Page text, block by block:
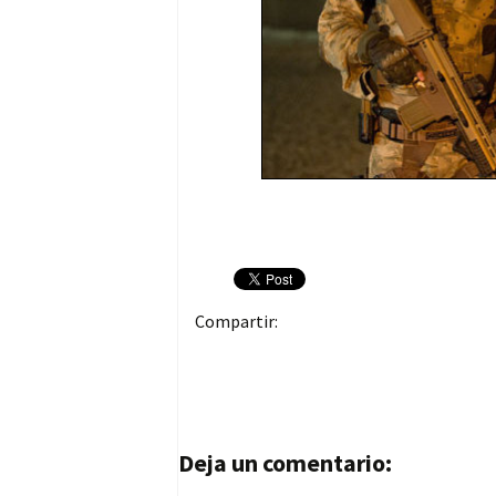
Compartir:
Navegación de
Deja un comentario: